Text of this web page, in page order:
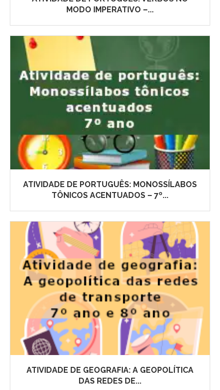
MODO IMPERATIVO –...
ATIVIDADE DE PORTUGUÊS: MONOSSÍLABOS
TÔNICOS ACENTUADOS – 7º...
ATIVIDADE DE GEOGRAFIA: A GEOPOLÍTICA
DAS REDES DE...